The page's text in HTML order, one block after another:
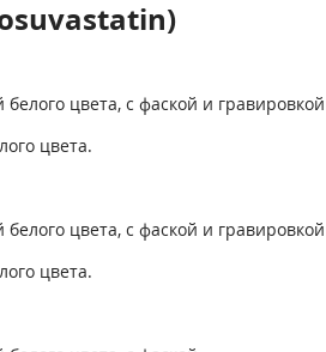
цвета, с фаской и
цвета.
цвета, с фаской и
цвета.